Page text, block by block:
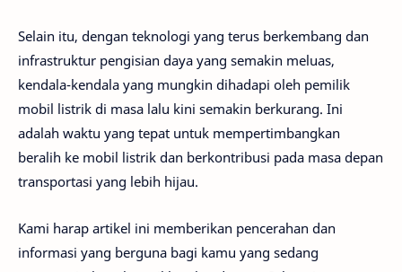
Selain itu, dengan teknologi yang terus berkembang dan
infrastruktur pengisian daya yang semakin meluas,
kendala-kendala yang mungkin dihadapi oleh pemilik
mobil listrik di masa lalu kini semakin berkurang. Ini
adalah waktu yang tepat untuk mempertimbangkan
beralih ke mobil listrik dan berkontribusi pada masa depan
transportasi yang lebih hijau.
Kami harap artikel ini memberikan pencerahan dan
informasi yang berguna bagi kamu yang sedang